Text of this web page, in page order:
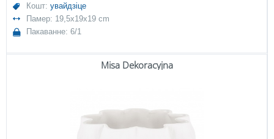
Кошт:увайдзіце
Памер: 19,5x19x19 cm
Пакаванне: 6/1
Misa Dekoracyjna